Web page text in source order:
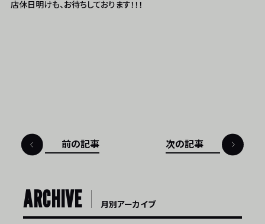
店休日明けも、お待ちしております！！！
前の記事 次の記事
ARCHIVE 月別アーカイブ